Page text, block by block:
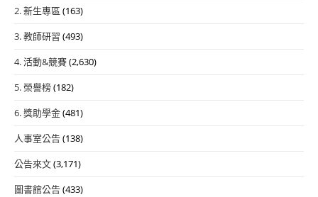
2. 新生專區 (163)
3. 教師研習 (493)
4. 活動&競賽(2,630)
5. 榮譽榜(182)
6. 獎助學金(481)
人事室公告(138)
公告來文(3,171)
圖書館公告(433)